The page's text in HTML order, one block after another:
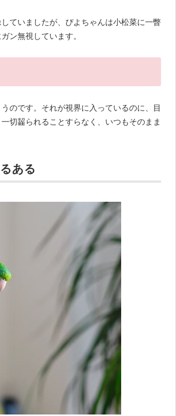
ていましたが、ぴよちゃんは小松菜に一瞥
ン無視しています。
のです。それが視界に入っているのに、目
切齧られることすらなく、いつもそのまま
ある